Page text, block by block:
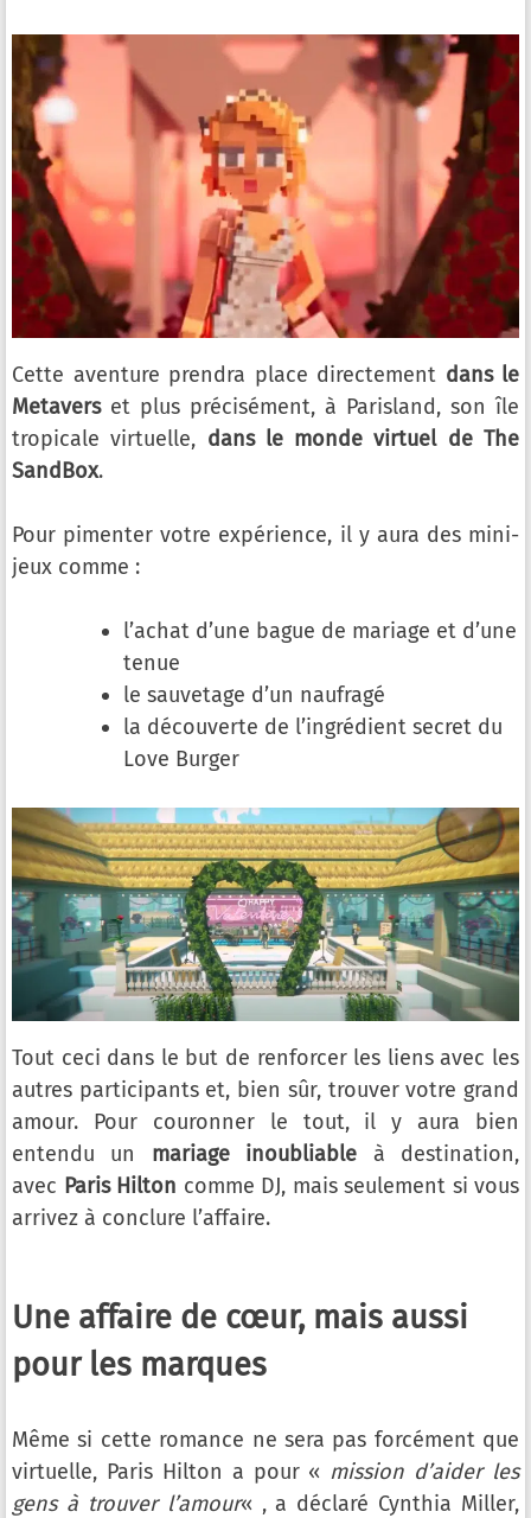
Cette aventure prendra place directement dans le
Metaverset plus précisément, à Parisland, son île
tropicale virtuelle, dans le monde virtuel de The
SandBox.
Pour pimenter votre expérience, il y aura des mini-
jeux comme :
l’achat d’une bague de mariage et d’une
tenue
le sauvetage d’un naufragé
la découverte de l’ingrédient secret du
Love Burger
Tout ceci dans le but de renforcer les liens avec les
autres participants et, bien sûr, trouver votre grand
amour. Pour couronner le tout, il y aura bien
entendu un mariage inoubliable à destination,
avec Paris Hilton comme DJ, mais seulement si vous
arrivez à conclure l’affaire.
Une affaire de cœur, mais aussi
pour les marques
Même si cette romance ne sera pas forcément que
virtuelle, Paris Hilton a pour « mission d’aider les
gens à trouver l’amour« , a déclaré Cynthia Miller,